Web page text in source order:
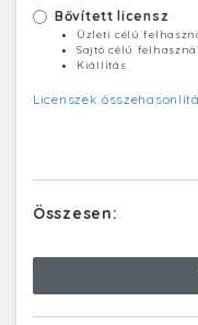
Bővített licensz
Üzleti célú
Sajtó célú
Kiállítás
Licenszek
Összesen: